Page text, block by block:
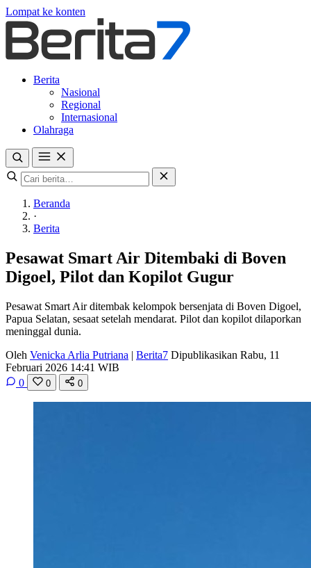
Lompat ke konten
Berita
Nasional
Regional
Internasional
Olahraga
Beranda
·
Berita
Pesawat Smart Air Ditembaki di Boven
Digoel, Pilot dan Kopilot Gugur
Pesawat Smart Air ditembak kelompok bersenjata di Boven Digoel,
Papua Selatan, sesaat setelah mendarat. Pilot dan kopilot dilaporkan
meninggal dunia.
Oleh Venicka Arlia Putriana | Berita7 Dipublikasikan Rabu, 11
Februari 2026 14:41 WIB
0
0 0